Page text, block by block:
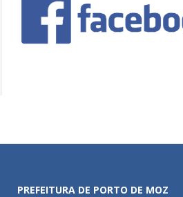
PREFEITURA DE PORTO DE MOZ